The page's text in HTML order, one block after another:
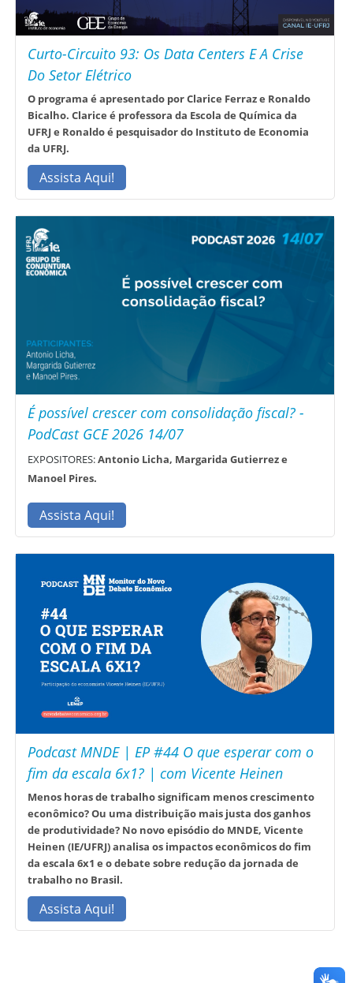
Curto-Circuito 93: Os Data Centers E A Crise
Do Setor Elétrico
O programa é apresentado por Clarice Ferraz e Ronaldo
Bicalho. Clarice é professora da Escola de Química da
UFRJ e Ronaldo é pesquisador do Instituto de Economia
da UFRJ.
Assista Aqui!
É possível crescer com consolidação fiscal? -
PodCast GCE 2026 14/07
EXPOSITORES:Antonio Licha, Margarida Gutierrez e
Manoel Pires.
Assista Aqui!
Podcast MNDE | EP #44 O que esperar com o
fim da escala 6x1? | com Vicente Heinen
Menos horas de trabalho significam menos crescimento
econômico? Ou uma distribuição mais justa dos ganhos
de produtividade? No novo episódio do MNDE, Vicente
Heinen (IE/UFRJ) analisa os impactos econômicos do fim
da escala 6x1 e o debate sobre redução da jornada de
trabalho no Brasil.
Assista Aqui!